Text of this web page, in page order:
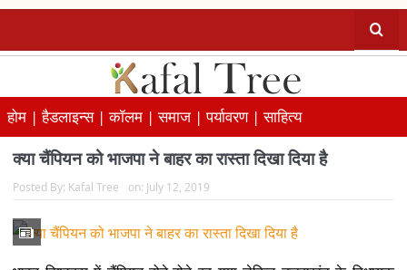
होम |हैडलाइन्स |कॉलम |समाज |पर्यावरण |साहित्य
क्या चैंपियन को भाजपा ने बाहर का रास्ता दिखा दिया है
Posted By: Kafal Tree on: July 12, 2019